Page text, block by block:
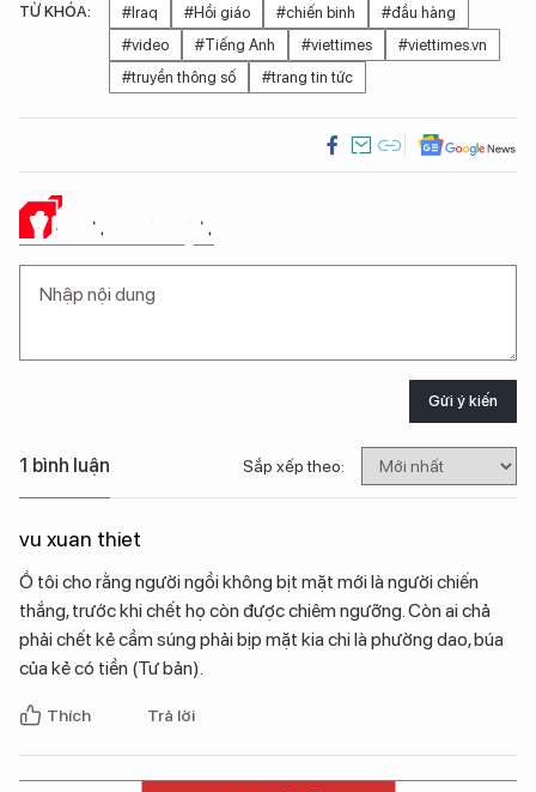
TỪ KHÓA: #Iraq #Hồi giáo #chiến binh
#đầu hàng
#video
#Tiếng Anh #viettimes
#viettimes.vn
#truyền thông số
#trang tin tức
Ý KIẾN CỦA BẠN
Gửi ý kiến
1 bình luận Sắp xếp theo:
vu xuan thiet
Ồ tôi cho rằng người ngồi không bịt mặt mới là người chiến
thắng, trước khi chết họ còn được chiêm ngưỡng. Còn ai chả
phải chết kẻ cầm súng phải bịp mặt kia chi là phường dao, búa
của kẻ có tiền (Tư bản).
Thích Trả lời